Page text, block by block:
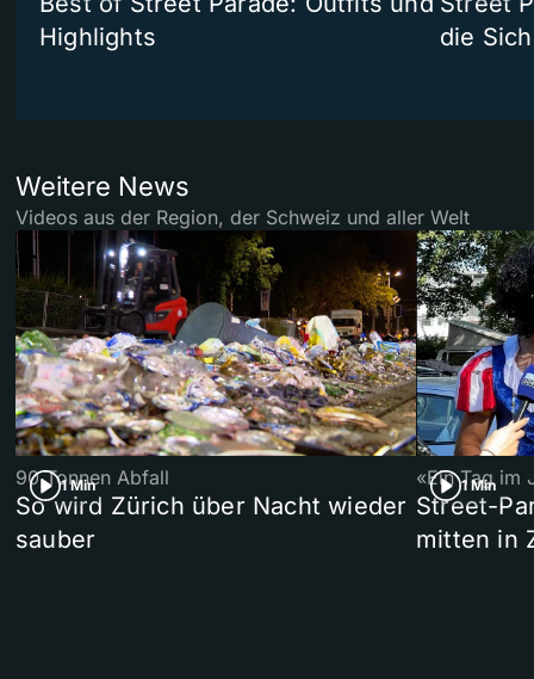
Highlights
die
Weitere News
Videos aus der Region, der Schweiz und aller Welt
1 Min
90 Tonnen Abfall
So wird Zürich über Nacht wieder
sauber
1 Min
«Ein Tag im
Street-
mitten in